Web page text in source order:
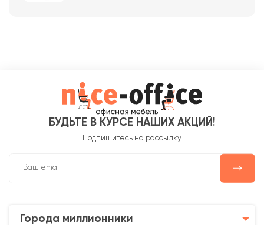
БУДЬТЕ В КУРСЕ НАШИХ АКЦИЙ!
Подпишитесь на рассылку
Города миллионники